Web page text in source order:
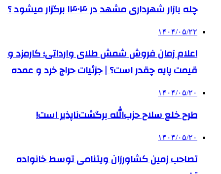
چله بازار شهرداری مشهد در ۱۴۰۴ برگزار میشود ؟
۱۴۰۴/۰۵/۲۲
اعلام زمان فروش شمش طلای وارداتی؛ کارمزد و
قیمت پایه چقدر است؟ | جزئیات حراج خرد و عمده
۱۴۰۴/۰۵/۲۰
طرح خلع سلاح حزب‌الله برگشت‌ناپذیر است!
۱۴۰۴/۰۵/۲۰
تصاحب زمین کشاورزان ویتنامی توسط خانواده